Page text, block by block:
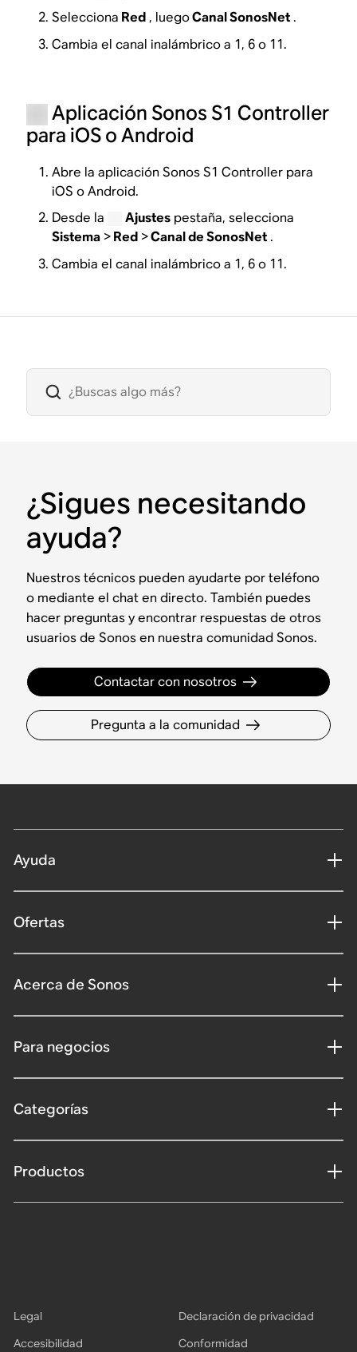
Selecciona Red, luegoCanal SonosNet.
Cambia el canal inalámbrico a 1, 6 o 11.
Aplicación Sonos S1 Controller
para iOS o Android
Abre la aplicación Sonos S1 Controller para
iOS o Android.
Desde la
Ajustespestaña, selecciona
Sistema >Red >Canal de SonosNet.
Cambia el canal inalámbrico a 1, 6 o 11.
¿Sigues necesitando
ayuda?
Nuestros técnicos pueden ayudarte por teléfono
o mediante el chat en directo. También puedes
hacer preguntas y encontrar respuestas de otros
usuarios de Sonos en nuestra comunidad Sonos.
Contactar con nosotros
Pregunta a la comunidad
Ayuda
Ofertas
Acerca de Sonos
Para negocios
Categorías
Productos
Legal
Declaración de privacidad
Accesibilidad
Conformidad